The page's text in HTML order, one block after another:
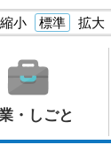
縮小 標準 拡大
・しごと